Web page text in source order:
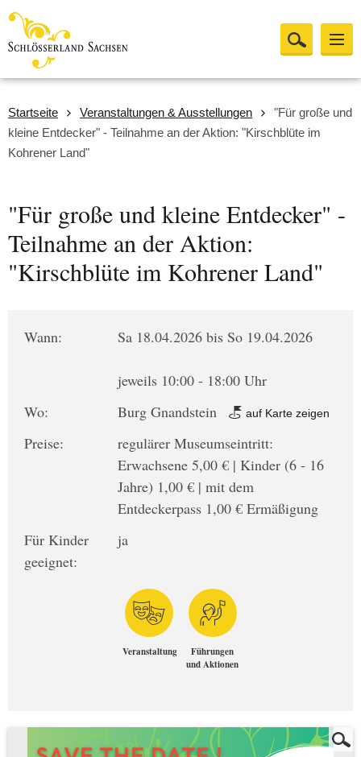
Startseite Veranstaltungen & Ausstellungen
"Für große und
kleine Entdecker" - Teilnahme an der Aktion: "Kirschblüte im
Kohrener Land"
"Für große und kleine Entdecker" -
Teilnahme an der Aktion:
"Kirschblüte im Kohrener Land"
Wann: Sa 18.04.2026 bis So 19.04.2026
jeweils 10:00 - 18:00 Uhr
Wo:
Burg Gnandstein auf Karte zeigen
Preise:
regulärer Museumseintritt:
Erwachsene 5,00 € | Kinder (6 - 16
Jahre) 1,00 € | mit dem
Entdeckerpass 1,00 € Ermäßigung
Für Kinder
geeignet:
ja
Veranstaltung
Führungen
und Aktionen